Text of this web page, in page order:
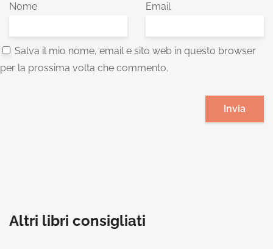
Nome Email
Salva il mio nome, email e sito web in questo browser
per la prossima volta che commento.
Altri libri consigliati